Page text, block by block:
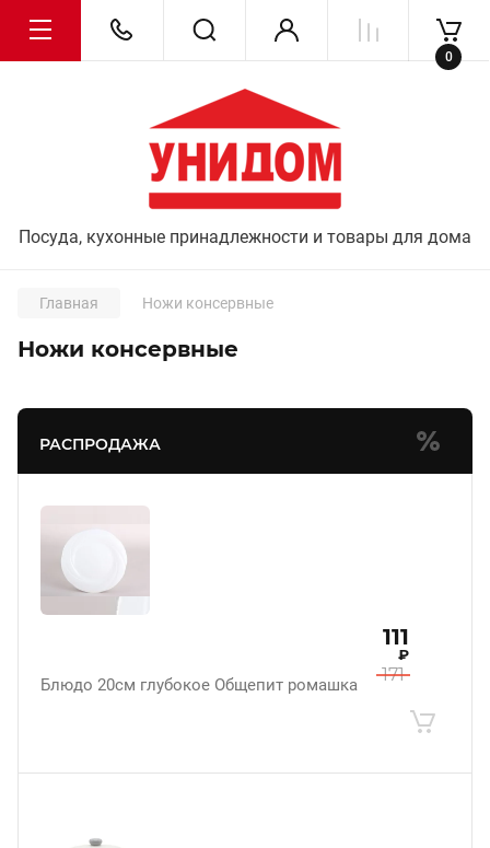
Посуда, кухонные принадлежности и товары для дома
0
РАСПРОДАЖА
Блюдо 20см глубокое Общепит ромашка 171
111
₽
Главная Ножи консервные
Ножи консервные